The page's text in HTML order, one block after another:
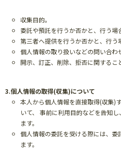
収集目的。
委託や預託を行うか否かと、行う場
第三者へ提供を行うか否かと、行う
個人情報の取り扱いなどの問い合わ
開示、訂正、削除、拒否に関するこ
3.個人情報の取得(収集)について
本人から個人情報を直接取得(収集)
いて、 事前に利用目的などを告知
ます。
個人情報の委託を受ける際には、
ます。